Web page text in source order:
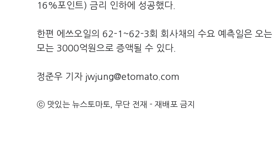
16%포인트) 금리 인하에 성공했다.
한편 에쓰오일의 62-1~62-3회 회사채의 수요 예측일은 오
모는 3000억원으로 증액될 수 있다.
정준우 기자 jwjung@etomato.com
ⓒ 맛있는 뉴스토마토, 무단 전재 - 재배포 금지